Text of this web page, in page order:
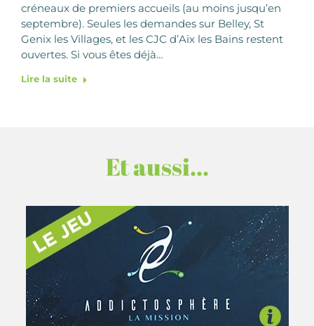
créneaux de premiers accueils (au moins jusqu’en
septembre). Seules les demandes sur Belley, St
Genix les Villages, et les CJC d’Aix les Bains restent
ouvertes. Si vous êtes déjà…
Lire la suite
Et aussi…